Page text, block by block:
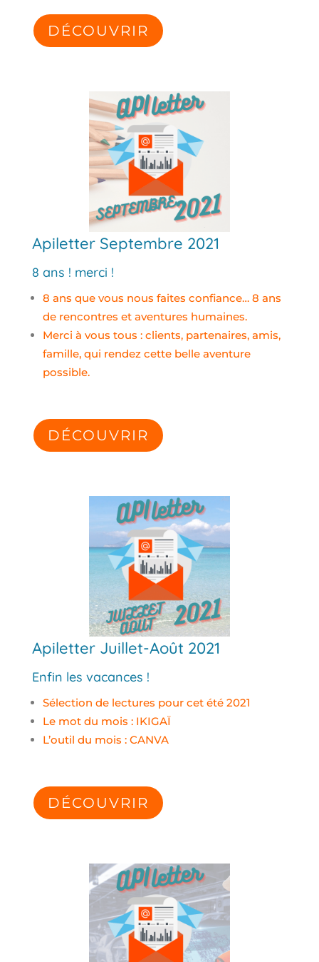
DÉCOUVRIR
Apiletter Septembre 2021
8 ans ! merci !
8 ans que vous nous faites confiance… 8 ans
de rencontres et aventures humaines.
Merci à vous tous : clients, partenaires, amis,
famille, qui rendez cette belle aventure
possible.
DÉCOUVRIR
Apiletter Juillet-Août 2021
Enfin les vacances !
Sélection de lectures pour cet été 2021
Le mot du mois : IKIGAÏ
L’outil du mois : CANVA
DÉCOUVRIR